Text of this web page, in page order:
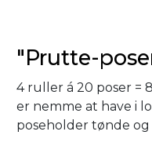
"Prutte-
4 ruller á 20 poser =
er nemme at have i
poseholder tønde